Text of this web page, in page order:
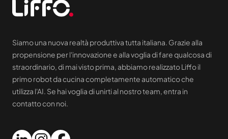
Siamo una nuova realtà produttiva tutta italiana. Grazie alla
propensione per l'innovazione e alla voglia di fare qualcosa di
straordinario, di mai visto prima, abbiamo realizzato Liffo il
primo robot da cucina completamente automatico che
utilizza l'AI. Se hai voglia di unirti al nostro team, entra in
contatto con noi.